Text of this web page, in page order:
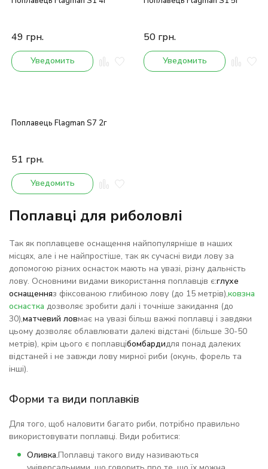
49 грн.
Уведомить
50 грн.
Уведомить
Поплавець Flagman S7 2г
51 грн.
Уведомить
Поплавці для риболовлі
Так як поплавцеве оснащення найпопулярніше в наших
місцях, але і не найпростіше, так як сучасні види лову за
допомогою різних оснасток мають на увазі, різну дальність
лову. Основними видами використання поплавців є:глухе
оснащенняз фіксованою глибиною лову (до 15 метрів),ковзна
оснастка дозволяє зробити далі і точніше закидання (до
30),матчевий ловмає на увазі більш важкі поплавці і завдяки
цьому дозволяє облавлювати далекі відстані (більше 30-50
метрів), крім цього є поплавцібомбардидля понад далеких
відстаней і не завжди лову мирної риби (окунь, форель та
інші).
Форми та види поплавків
Для того, щоб наловити багато риби, потрібно правильно
використовувати поплавці. Види робитися:
Оливка.Поплавці такого виду називаються